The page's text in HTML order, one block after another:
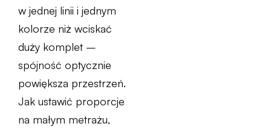
w jednej linii i jednym
kolorze niż wciskać
duży komplet –
spójność optycznie
powiększa przestrzeń.
Jak ustawić proporcje
na małym metrażu,